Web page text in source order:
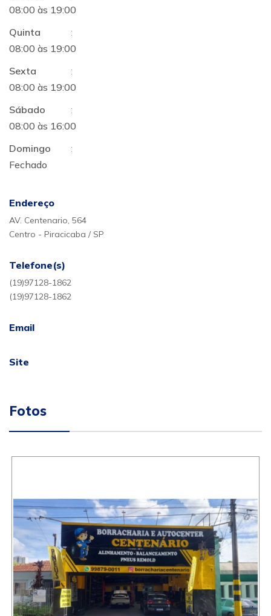
08:00 às 19:00
Quinta
:
08:00 às 19:00
Sexta
:
08:00 às 19:00
Sábado
:
08:00 às 16:00
Domingo
:
Fechado
Endereço
AV. Centenario, 564
Centro - Piracicaba / SP
Telefone(s)
(19)97128-1862
(19)97128-1862
Email
Site
Fotos